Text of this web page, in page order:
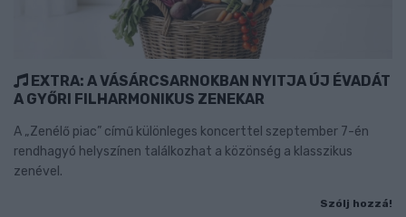
EXTRA: A VÁSÁRCSARNOKBAN NYITJA ÚJ ÉVADÁT
A GYŐRI FILHARMONIKUS ZENEKAR
A „Zenélő piac” című különleges koncerttel szeptember 7-én
rendhagyó helyszínen találkozhat a közönség a klasszikus
zenével.
Szólj hozzá!